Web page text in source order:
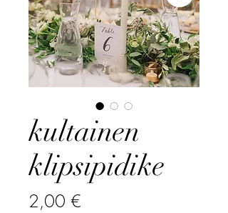
kultainen
klipsipidike
2,00 €